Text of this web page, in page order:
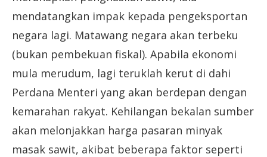
mendatangkan impak kepada pengeksportan
negara lagi. Matawang negara akan terbeku
(bukan pembekuan fiskal). Apabila ekonomi
mula merudum, lagi teruklah kerut di dahi
Perdana Menteri yang akan berdepan dengan
kemarahan rakyat. Kehilangan bekalan sumber
akan melonjakkan harga pasaran minyak
masak sawit, akibat beberapa faktor seperti